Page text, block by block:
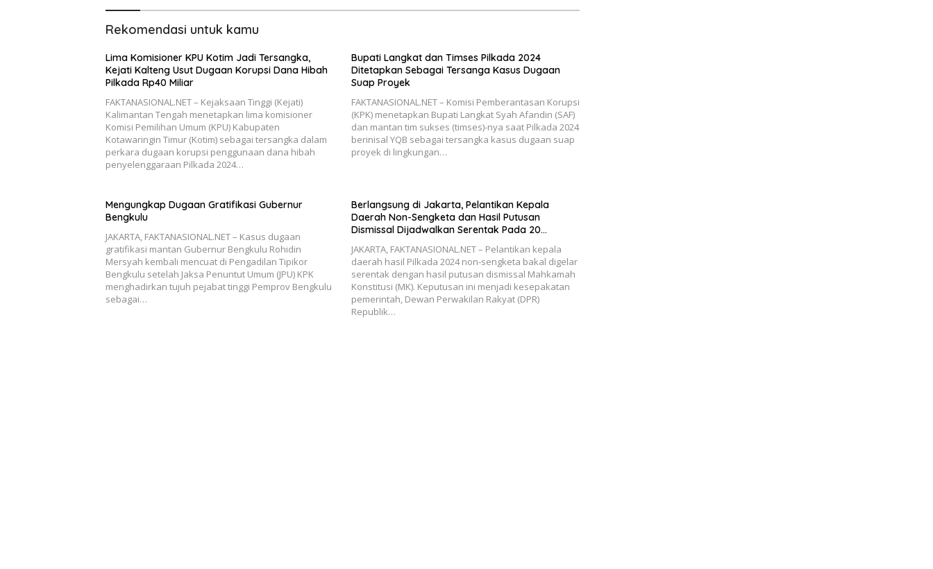
Rekomendasi untuk kamu
Lima Komisioner KPU Kotim Jadi Tersangka,
Kejati Kalteng Usut Dugaan Korupsi Dana Hibah
Pilkada Rp40 Miliar
FAKTANASIONAL.NET – Kejaksaan Tinggi (Kejati)
Kalimantan Tengah menetapkan lima komisioner
Komisi Pemilihan Umum (KPU) Kabupaten
Kotawaringin Timur (Kotim) sebagai tersangka dalam
perkara dugaan korupsi penggunaan dana hibah
penyelenggaraan Pilkada 2024…
Bupati Langkat dan Timses Pilkada 2024
Ditetapkan Sebagai Tersanga Kasus Dugaan
Suap Proyek
FAKTANASIONAL.NET – Komisi Pemberantasan Korupsi
(KPK) menetapkan Bupati Langkat Syah Afandin (SAF)
dan mantan tim sukses (timses)-nya saat Pilkada 2024
berinisal YQB sebagai tersangka kasus dugaan suap
proyek di lingkungan…
Mengungkap Dugaan Gratifikasi Gubernur
Bengkulu
JAKARTA, FAKTANASIONAL.NET – Kasus dugaan
gratifikasi mantan Gubernur Bengkulu Rohidin
Mersyah kembali mencuat di Pengadilan Tipikor
Bengkulu setelah Jaksa Penuntut Umum (JPU) KPK
menghadirkan tujuh pejabat tinggi Pemprov Bengkulu
sebagai…
Berlangsung di Jakarta, Pelantikan Kepala
Daerah Non-Sengketa dan Hasil Putusan
Dismissal Dijadwalkan Serentak Pada 20
JAKARTA, FAKTANASIONAL.NET – Pelantikan kepala
daerah hasil Pilkada 2024 non-sengketa bakal digelar
serentak dengan hasil putusan dismissal Mahkamah
Konstitusi (MK). Keputusan ini menjadi kesepakatan
pemerintah, Dewan Perwakilan Rakyat (DPR)
Republik…